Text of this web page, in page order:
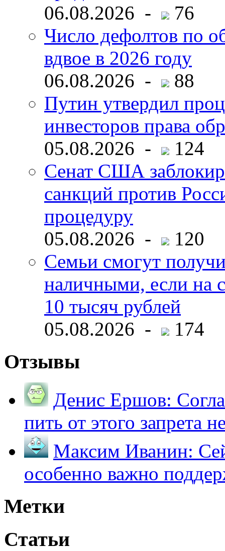
06.08.2026 -
76
Число дефолтов по
вдвое в 2026 году
06.08.2026 -
88
Путин утвердил
инвесторов права
05.08.2026 -
124
Сенат США
санкций против
процедуру
05.08.2026 -
120
Семьи смогут
наличными, если на
10 тысяч рублей
05.08.2026 -
174
Отзывы
Денис Ершов:
пить от этого запрета
Максим Иванин:
особенно важно
Метки
Статьи